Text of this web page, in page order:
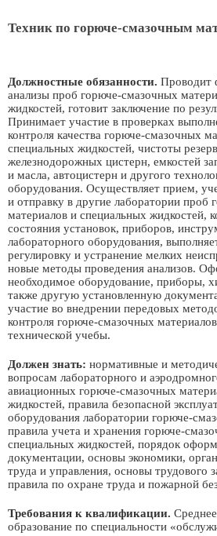
Техник по горюче-смазочным
Должностные обязанности. Проводит
анализы проб горюче-смазочных
жидкостей, готовит заключение по
Принимает участие в проверках
контроля качества горюче-смазочных
специальных жидкостей, чистоты
железнодорожных цистерн, емкостей
и масла, автоцистерн и другого
оборудования. Осуществляет прием,
и отправку в другие лаборатории проб
материалов и специальных жидкостей,
состояния установок, приборов,
лабораторного оборудования,
регулировку и устранение мелких
новые методы проведения анализов.
необходимое оборудование, приборы,
также другую установленную
участие во внедрении передовых
контроля горюче-смазочных
технической учебы.
Должен знать: нормативные и
вопросам лабораторного и
авиационных горюче-смазочных
жидкостей, правила безопасной
оборудования лаборатории горюче-
правила учета и хранения горюче-
специальных жидкостей, порядок
документации, основы экономики,
труда и управления, основы трудового
правила по охране труда и пожарной
Требования к квалификации.
образование по специальности